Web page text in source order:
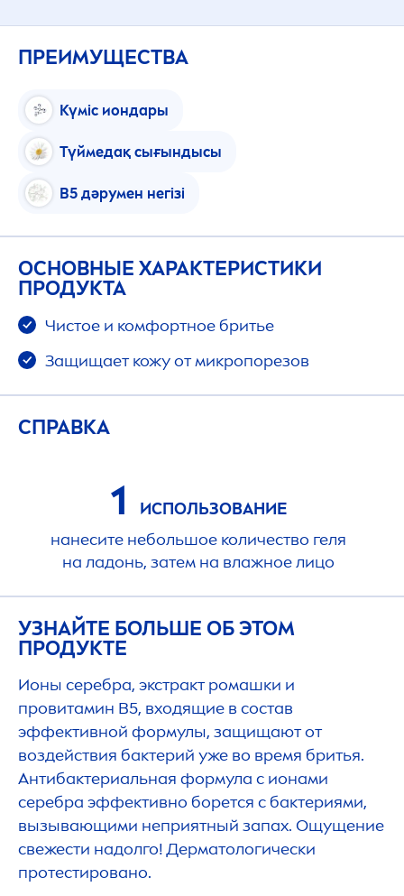
ПРЕИМУЩЕСТВА
Күміс иондары
Түймедақ сығындысы
В5 дәрумен негізі
ОСНОВНЫЕ ХАРАКТЕРИСТИКИ
ПРОДУКТА
Чистое и комфортное бритье
Защищает кожу от микропорезов
СПРАВКА
1
ИСПОЛЬЗОВАНИЕ
нанесите небольшое количество геля
на ладонь, затем на влажное лицо
УЗНАЙТЕ БОЛЬШЕ ОБ ЭТОМ
ПРОДУКТЕ
Ионы серебра, экстракт ромашки и
провитамин В5, входящие в состав
эффективной формулы, защищают от
воздействия бактерий уже во время бритья.
Антибактериальная формула с ионами
серебра эффективно борется с бактериями,
вызывающими неприятный запах. Ощущение
свежести надолго! Дерматологически
протестировано.